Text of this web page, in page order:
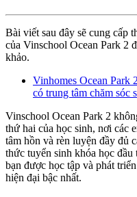
Bài viết sau đây sẽ cung cấp
của Vinschool Ocean Park 2
khảo.
Vinhomes Ocean Park
có trung tâm chăm sóc
Vinschool Ocean Park 2
thứ hai của học sinh, nơi các
tâm hồn và rèn luyện đầy đủ
thức tuyển sinh khóa học
bạn được học tập và phát
hiện đại bậc nhất.